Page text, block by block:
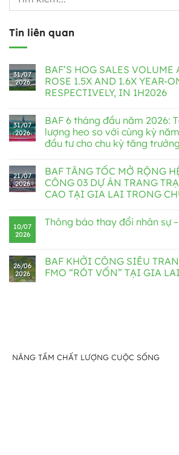
Tin liên quan
31/07
2026
BAF’S HOG SALES VOLUME
ROSE 1.5X AND 1.6X YEAR-
RESPECTIVELY, IN 1H2026
31/07
2026
BAF 6 tháng đầu năm 2026:
lượng heo so với cùng kỳ
đầu tư cho chu kỳ tăng
21/07
2026
BAF TĂNG TỐC MỞ RỘNG
CÔNG 03 DỰ ÁN TRANG
CAO TẠI GIA LAI TRONG
10/07
2026
Thông báo thay đổi nhân sự
26/06
2026
BAF KHỞI CÔNG SIÊU
FMO “RÓT VỐN” TẠI GIA LAI
NÂNG TẦM CHẤT LƯỢNG CUỘC SỐNG